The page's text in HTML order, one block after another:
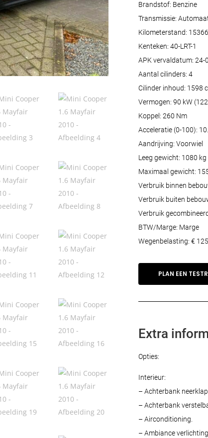
Brandstof: Benzine
Transmissie:
Kilometerstand:
Kenteken: 40-LRT-1
APK vervaldatum: 24-
Aantal cilinders: 4
Cilinder inhoud: 1598
Vermogen: 90 kW
Koppel: 260 Nm
Acceleratie (0-100):
Aandrijving: Voorwiel
Leeg gewicht: 1080 kg
Maximaal gewicht:
Verbruik binnen
Verbruik buiten
Verbruik
BTW/Marge: Marge
Wegenbelasting: €
PLAN EEN
Extra
Opties:
Interieur:
– Achterbank
– Achterbank
– Airconditioning.
– Ambiance